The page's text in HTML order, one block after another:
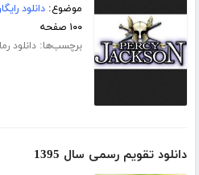
موضوع:دانلود
۱۰۰ صفحه
برچسب‌ها:دانلود
دانلود تقویم رسمی سال 1395